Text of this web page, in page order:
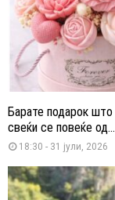
Барате подарок што
свеќи се повеќе од...
18:30 - 31 јули, 2026